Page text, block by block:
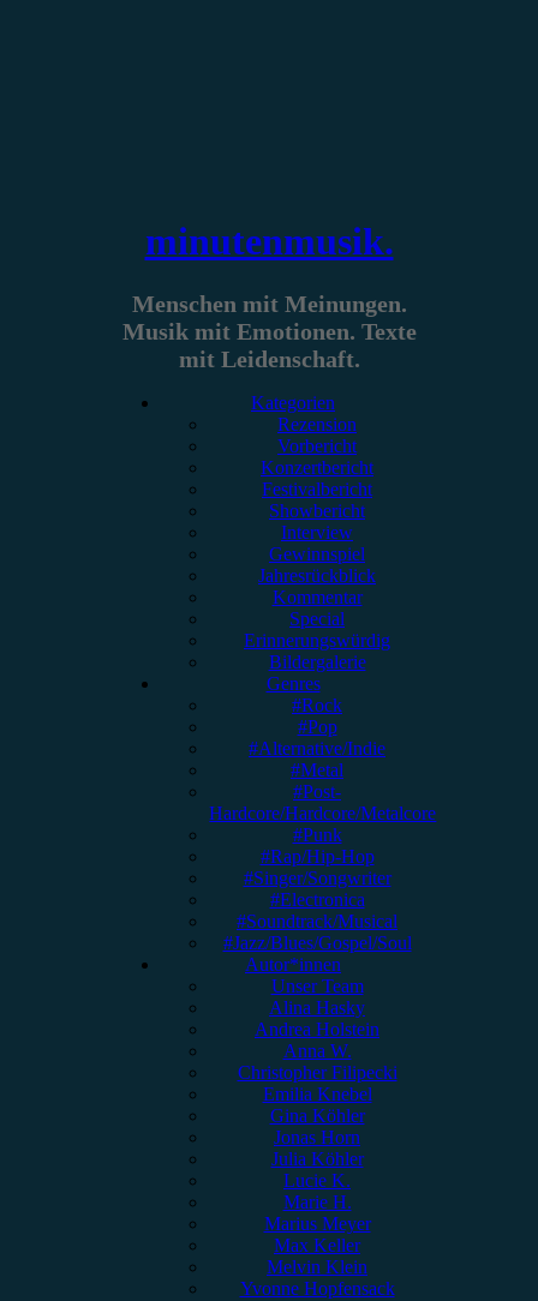
minutenmusik.
Menschen mit Meinungen.
Musik mit Emotionen. Texte
mit Leidenschaft.
Kategorien
Rezension
Vorbericht
Konzertbericht
Festivalbericht
Showbericht
Interview
Gewinnspiel
Jahresrückblick
Kommentar
Special
Erinnerungswürdig
Bildergalerie
Genres
#Rock
#Pop
#Alternative/Indie
#Metal
#Post-
Hardcore/Hardcore/Metalcore
#Punk
#Rap/Hip-Hop
#Singer/Songwriter
#Electronica
#Soundtrack/Musical
#Jazz/Blues/Gospel/Soul
Autor*innen
Unser Team
Alina Hasky
Andrea Holstein
Anna W.
Christopher Filipecki
Emilia Knebel
Gina Köhler
Jonas Horn
Julia Köhler
Lucie K.
Marie H.
Marius Meyer
Max Keller
Melvin Klein
Yvonne Hopfensack